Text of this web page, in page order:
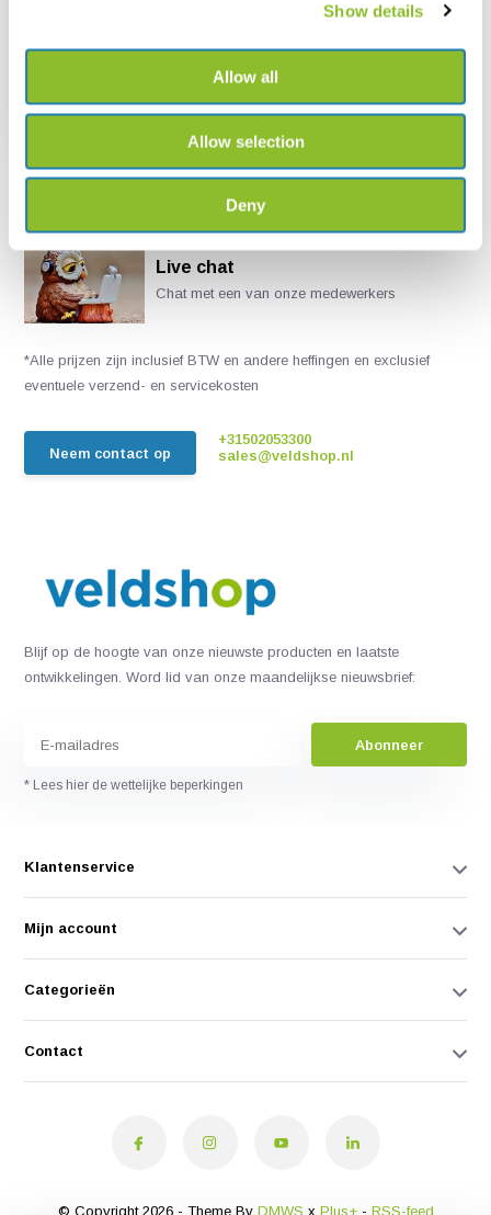
Show details
Allow all
Allow selection
Deny
Guide to the
Nymphalidae part VI
Live chat
Chat met een van onze medewerkers
*Alle prijzen zijn inclusief BTW en andere heffingen en exclusief
eventuele verzend- en servicekosten
Neem contact op
+31502053300
sales@veldshop.nl
Blijf op de hoogte van onze nieuwste producten en laatste
ontwikkelingen. Word lid van onze maandelijkse nieuwsbrief:
Abonneer
* Lees hier de wettelijke beperkingen
Klantenservice
Mijn account
Categorieën
Contact
© Copyright 2026 - Theme By DMWS x Plus+- RSS-feed